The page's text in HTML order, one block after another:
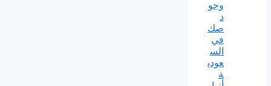
وجو
د
صك
في
الس
عودي
ة